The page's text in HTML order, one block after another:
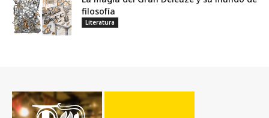
filosofía
Literatura